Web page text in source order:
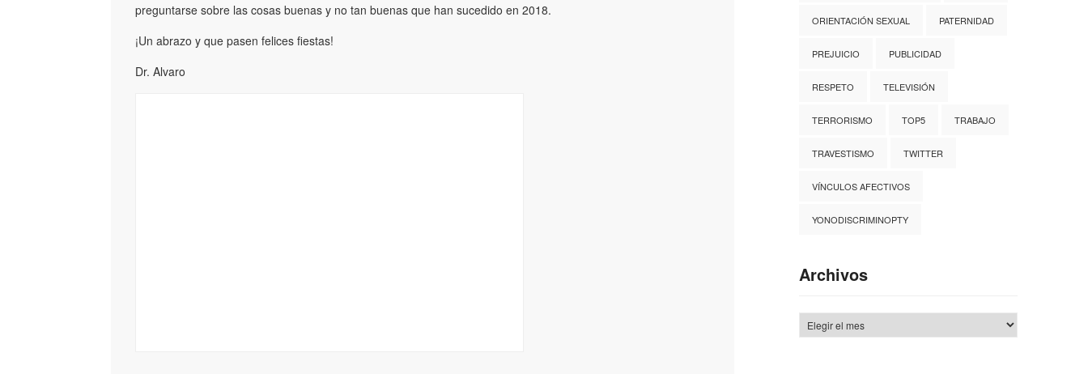
preguntarse sobre las cosas buenas y no tan buenas que han sucedido en 2018.
¡Un abrazo y que pasen felices fiestas!
Dr. Alvaro
ORIENTACIÓN SEXUAL PATERNIDAD
PREJUICIO PUBLICIDAD
RESPETO TELEVISIÓN
TERRORISMO TOP5 TRABAJO
TRAVESTISMO TWITTER
VÍNCULOS AFECTIVOS
YONODISCRIMINOPTY
Archivos
Archivos